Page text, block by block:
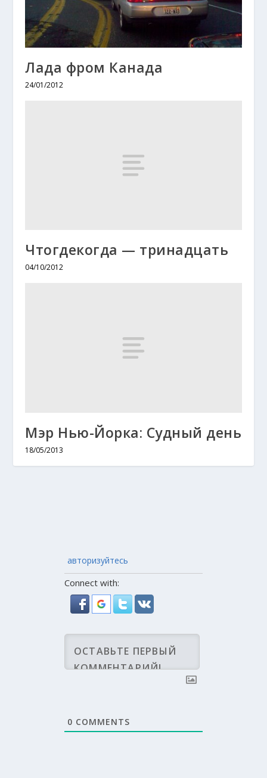
Лада фром Канада
24/01/2012
Чтогдекогда — тринадцать
04/10/2012
Мэр Нью-Йорка: Судный день
18/05/2013
авторизуйтесь
Connect with:
0 COMMENTS